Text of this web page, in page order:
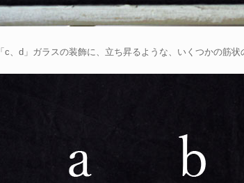
「c、d」ガラスの装飾に、立ち昇るような、いくつかの筋